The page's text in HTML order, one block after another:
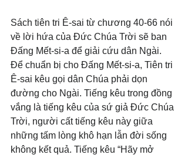
Sách tiên tri Ê-sai từ chương 40-66 nói
về lời hứa của Đức Chúa Trời sẽ ban
Đấng Mết-si-a để giải cứu dân Ngài.
Để chuẩn bị cho Đấng Mết-si-a, Tiên tri
Ê-sai kêu gọi dân Chúa phải dọn
đường cho Ngài. Tiếng kêu trong đồng
vắng là tiếng kêu của sứ giả Đức Chúa
Trời, người cất tiếng kêu này giữa
những tấm lòng khô hạn lẫn đời sống
không kết quả. Tiếng kêu “Hãy mở